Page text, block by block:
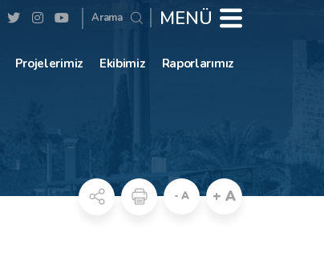
Arama MENÜ
Projelerimiz Ekibimiz Raporlarımız
- A + A